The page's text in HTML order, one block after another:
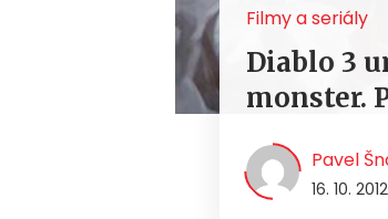
Filmy a seriály
Diablo 3
monster.
Pavel
16. 10. 2012